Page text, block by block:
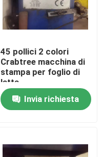
45 pollici 2 colori
Crabtree macchina di
stampa per foglio di
latta
Invia richiesta